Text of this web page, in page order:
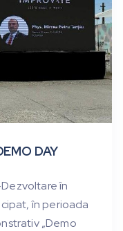
DAY
în
în perioada
„Demo